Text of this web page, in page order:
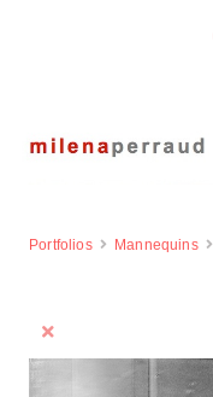
Portfolios Mannequins